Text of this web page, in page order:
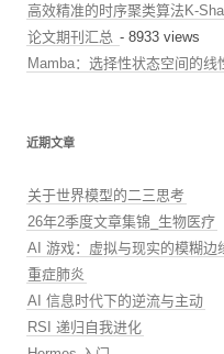
高效精准的时序聚类算法K-
论文期刊汇总 - 8933 views
Mamba：选择性状态空间的线
近期文章
关于世界模型的二三思考
26年2季度文章集锦_生物医疗
AI 游戏：虚拟与现实的模糊边
重症肺炎
AI 信息时代下的逆流与主动
RSI 递归自我进化